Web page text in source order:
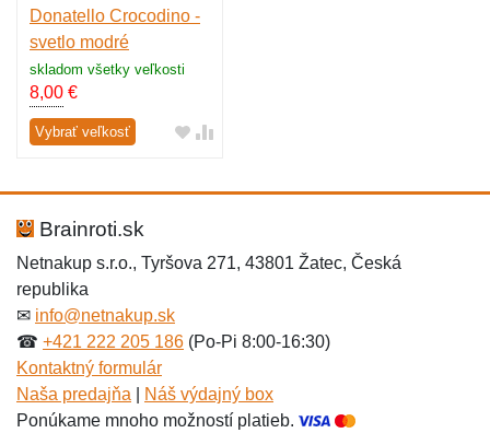
Donatello Crocodino -
svetlo modré
skladom všetky veľkosti
8,00 €
Vybrať veľkosť
Brainroti.sk
Netnakup s.r.o., Tyršova 271, 43801 Žatec, Česká
republika
✉ info@netnakup.sk
☎ +421 222 205 186 (Po-Pi 8:00-16:30)
Kontaktný formulár
Naša predajňa
Náš výdajný box
Ponúkame mnoho možností platieb.